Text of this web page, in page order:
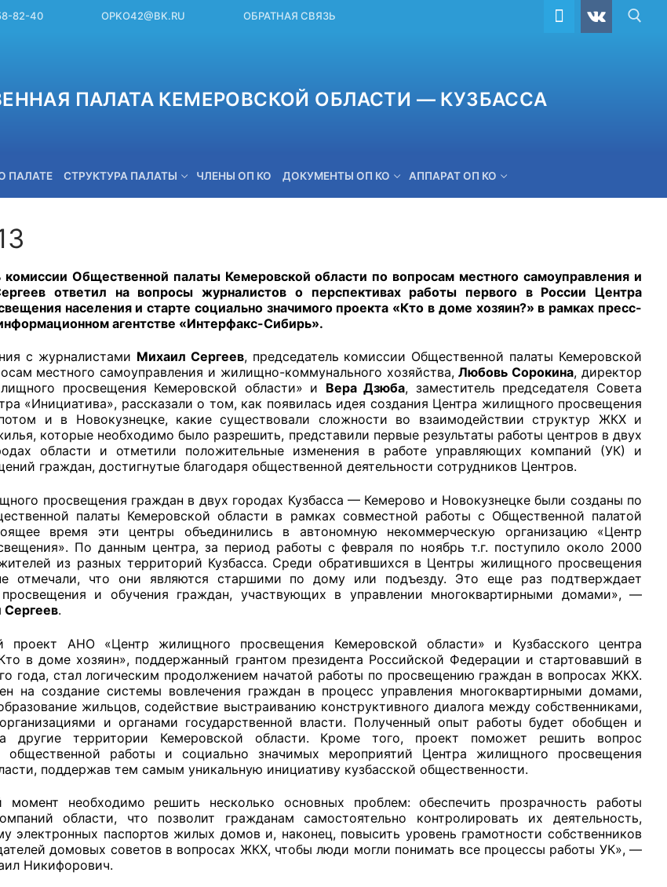
82-40 OPKO42@BK.RU ОБРАТНАЯ СВЯЗЬ
ПАЛАТА КЕМЕРОВСКОЙ ОБЛАСТИ — КУЗБАССА
ПАЛАТЕ СТРУКТУРА ПАЛАТЫ ЧЛЕНЫ ОП КО ДОКУМЕНТЫ ОП КО АППАРАТ ОП КО
OPKO42@BK.RU ОБРАТНАЯ СВЯЗЬ
при территориальных органах федеральных органов
по проведению независимой оценки качества условий
КО
комиссии Общественной палаты Кемеровской области по вопросам местного самоуправления и
ответил на вопросы журналистов о перспективах работы первого в России Центра
населения и старте социально значимого проекта «Кто в доме хозяин?» в рамках пресс-
агентстве «Интерфакс-Сибирь».
с журналистами Михаил Сергеев, председатель комиссии Общественной палаты Кемеровской
местного самоуправления и жилищно-коммунального хозяйства,Любовь Сорокина, директор
просвещения Кемеровской области» и Вера Дзюба, заместитель председателя Совета
«Инициатива», рассказали о том, как появилась идея создания Центра жилищного просвещения
и в Новокузнецке, какие существовали сложности во взаимодействии структур ЖКХ и
которые необходимо было разрешить, представили первые результаты работы центров в двух
области и отметили положительные изменения в работе управляющих компаний (УК) и
граждан, достигнутые благодаря общественной деятельности сотрудников Центров.
просвещения граждан в двух городах Кузбасса — Кемерово и Новокузнецке были созданы по
палаты Кемеровской области в рамках совместной работы с Общественной палатой
время эти центры объединились в автономную некоммерческую организацию «Центр
По данным центра, за период работы с февраля по ноябрь т.г. поступило около 2000
из разных территорий Кузбасса. Среди обратившихся в Центры жилищного просвещения
отмечали, что они являются старшими по дому или подъезду. Это еще раз подтверждает
просвещения и обучения граждан, участвующих в управлении многоквартирными домами», —
.
АНО «Центр жилищного просвещения Кемеровской области» и Кузбасского центра
в доме хозяин», поддержанный грантом президента Российской Федерации и стартовавший в
года, стал логическим продолжением начатой работы по просвещению граждан в вопросах ЖКХ.
на создание системы вовлечения граждан в процесс управления многоквартирными домами,
жильцов, содействие выстраиванию конструктивного диалога между собственниками,
и органами государственной власти. Полученный опыт работы будет обобщен и
другие территории Кемеровской области. Кроме того, проект поможет решить вопрос
общественной работы и социально значимых мероприятий Центра жилищного просвещения
поддержав тем самым уникальную инициативу кузбасской общественности.
необходимо решить несколько основных проблем: обеспечить прозрачность работы
области, что позволит гражданам самостоятельно контролировать их деятельность,
электронных паспортов жилых домов и, наконец, повысить уровень грамотности собственников
домовых советов в вопросах ЖКХ, чтобы люди могли понимать все процессы работы УК», —
Никифорович.